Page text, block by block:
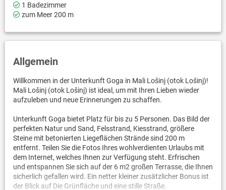
1 Badezimmer
zum Meer 200 m
Allgemein
Willkommen in der Unterkunft Goga in Mali Lošinj (otok Lošinj)!
Mali Lošinj (otok Lošinj) ist ideal, um mit Ihren Lieben wieder
aufzuleben und neue Erinnerungen zu schaffen.
Unterkunft Goga bietet Platz für bis zu 5 Personen. Das Bild der
perfekten Natur und Sand, Felsstrand, Kiesstrand, größere
Steine mit betonierten Liegeflächen Strände sind 200 m
entfernt. Teilen Sie die Fotos Ihres wohlverdienten Urlaubs mit
dem Internet, welches Ihnen zur Verfügung steht. Erfrischen
und entspannen Sie sich auf der 6 m2 großen Terrasse, die Ihnen
sicherlich gefallen wird. Ein netter kleiner zusätzlicher Bonus ist
der Blick auf Die Grünfläche und eine stille Straße.